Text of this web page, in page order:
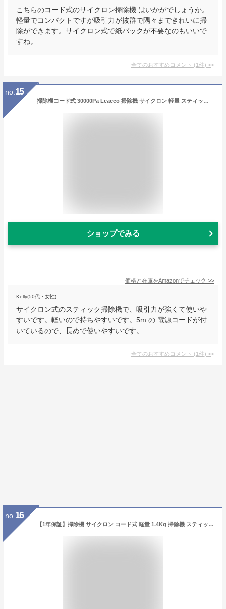
こちらのコード式のサイクロン掃除機 はいかがでしょうか。
軽量でコンパクトですが吸引力が抜群で隅々まできれいに掃
除ができます。サイクロン式で紙パックが不要なのもいいで
すね。
全てのおすすめコメント (1件) >
no. 15
掃除機コード式 30000Pa Leacco 掃除機 サイクロン 軽量 スティック掃除機 家庭用 遠心分離 5M電源コード HEPA多重濾過 コンパクト ハードフロア/カーペット/カーテンに適用 S10
ショップでみる
価格と在庫をAmazonでチェック >>
Kelly(50代・女性)
サイクロン式のスティック掃除機で、吸引力が強くて使いや
すいです。軽いので持ちやすいです。5m の 電源コードが付
いているので、長めで使いやすいです。
全てのおすすめコメント (1件) >
no. 16
【1年保証】掃除機 サイクロン コード式 軽量 1.4Kg 掃除機 スティック型 20000Pa 吸引力 収納 サイクロン式 強力吸引 スティッククリーナー 家電 静音 一人暮らし スリム 水洗い 静音 そうじき 新生活 軽い 吸引力 強力